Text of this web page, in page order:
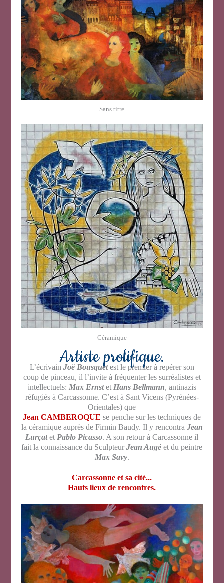
Sans titre
Céramique
Artiste prolifique.
L’écrivain Joë Bousquetest le premier à repérer son
coup de pinceau, il l’invite à fréquenter les surréalistes et
intellectuels: Max Ernstet Hans Bellmann, antinazis
réfugiés à Carcassonne. C’est à Sant Vicens (Pyrénées-
Orientales) que
Jean CAMBEROQUE se penche sur les techniques de
la céramique auprès de Firmin Baudy. Il y rencontra Jean
Lurçat et Pablo Picasso. A son retour à Carcassonne il
fait la connaissance du Sculpteur Jean Augéet du peintre
Max Savy.
Carcassonne et sa cité...
Hauts lieux de rencontres.